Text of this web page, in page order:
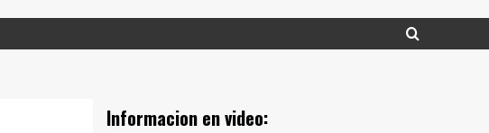
Informacion en video: